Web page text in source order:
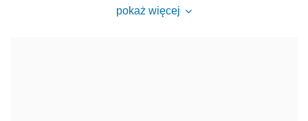
pokaż więcej